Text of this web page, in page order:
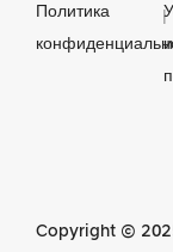
Политика
|
и
Copyright ©